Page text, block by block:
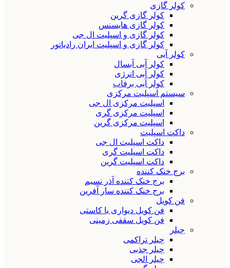
کولر گازی
کولر گازی گرین
کولر گازی هایسنس
کولر گازی و اسپلیت ال جی
کولر گازی و اسپلیت ایران رادیاتور
کولر آبی
کولر آبی آبسال
کولر آبی انرژی
کولر آبی برفاب
سیستم اسپلیت مرکزی
اسپلیت مرکزی ال جی
اسپلیت مرکزی گری
اسپلیت مرکزی گرین
داکت اسپلیت
داکت اسپلیت ال جی
داکت اسپلیت گری
داکت اسپلیت گرین
برج خنک کننده
برج خنک کننده آذر نسیم
برج خنک کننده سار آفرین
فن کویل
فن کویل دیواری یا کاستی
فن کویل سقفی زمینی
چیلر
چیلر تراکمی
چیلر جذبی
چیلر الجی